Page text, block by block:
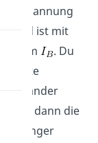
Spannung
ist mit
. Du
du dann die
(geringer